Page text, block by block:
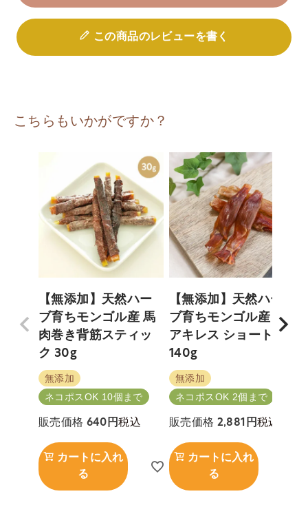
この商品のレビューを書く
こちらもいかがですか？
【無添加】天然ハー
ブ育ちモンゴル産 馬
肉巻き背筋スティッ
ク 30g
無添加
ネコポスOK 10個まで
販売価格 640 税込
カートに入れ
る
【無添加】天然ハー
ブ育ちモンゴル産 馬
アキレス ショート
140g
無添加
ネコポスOK 2個まで
販売価格 2,881 税込
カートに入れ
る